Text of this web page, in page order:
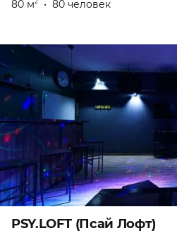
80 м2 • 80 человек
PSY.LOFT (Псай Лофт)